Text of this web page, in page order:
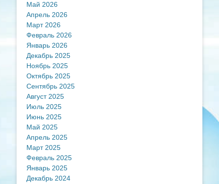
Май 2026
Апрель 2026
Март 2026
Февраль 2026
Январь 2026
Декабрь 2025
Ноябрь 2025
Октябрь 2025
Сентябрь 2025
Август 2025
Июль 2025
Июнь 2025
Май 2025
Апрель 2025
Март 2025
Февраль 2025
Январь 2025
Декабрь 2024